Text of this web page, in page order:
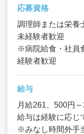
応募資格
調理師または栄養
未経験者歓迎
※病院給食・社員
経験者歓迎
給与
月給261、500円
給与は経験に応じ
※みなし時間外手